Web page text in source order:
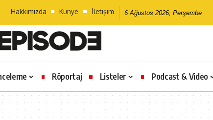
Hakkımızda Künye İletişim 6 Ağustos 2026, Perşembe
Röportaj Listeler Podcast & Video